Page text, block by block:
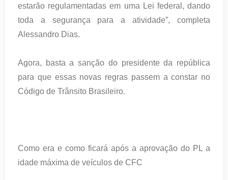
estarão regulamentadas em uma Lei federal, dando
toda a segurança para a atividade”, completa
Alessandro Dias.
Agora, basta a sanção do presidente da república
para que essas novas regras passem a constar no
Código de Trânsito Brasileiro.
Como era e como ficará após a aprovação do PL a
idade máxima de veículos de CFC